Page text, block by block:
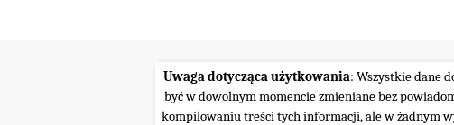
Uwaga dotycząca użytkowania: Wszystkie dane
być w dowolnym momencie zmieniane bez
kompilowaniu treści tych informacji, ale w żadnym